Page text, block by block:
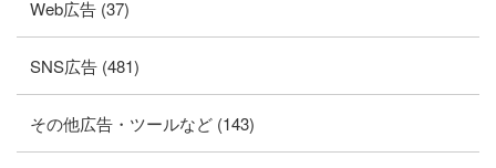
Web広告 (37)
SNS広告 (481)
その他広告・ツールなど (143)